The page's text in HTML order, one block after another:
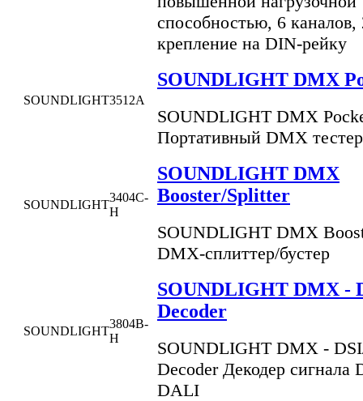
способностью, 6
крепление на DIN-рейку
SOUNDLIGHT3512A
SOUNDLIGHT DMX
SOUNDLIGHT DMX
Портативный DMX
SOUNDLIGHT
3404C-
H
SOUNDLIGHT DMX
Booster/Splitter
SOUNDLIGHT DMX
DMX-сплиттер/бустер
SOUNDLIGHT
3804B-
H
SOUNDLIGHT DMX -
Decoder
SOUNDLIGHT DMX -
Decoder Декодер сигнала
DALI